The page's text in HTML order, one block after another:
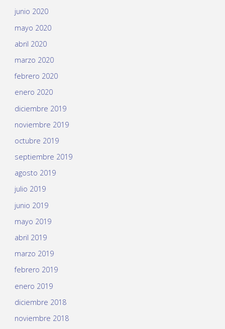
junio 2020
mayo 2020
abril 2020
marzo 2020
febrero 2020
enero 2020
diciembre 2019
noviembre 2019
octubre 2019
septiembre 2019
agosto 2019
julio 2019
junio 2019
mayo 2019
abril 2019
marzo 2019
febrero 2019
enero 2019
diciembre 2018
noviembre 2018